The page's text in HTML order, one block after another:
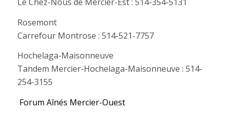
Rosemont
Carrefour Montrose : 514-521-7757
Hochelaga-Maisonneuve
Tandem Mercier-Hochelaga-Maisonneuve : 514-
254-3155
Forum Aînés Mercier-Ouest